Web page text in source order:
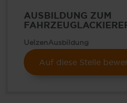
AUSBILDUNG ZUM
UelzenAusbildung
Auf diese Stelle